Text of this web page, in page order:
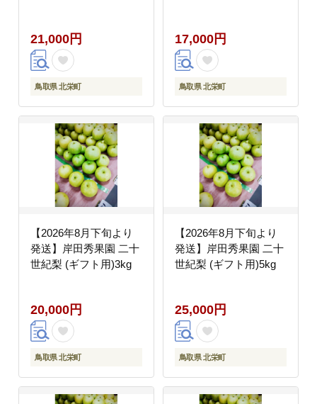
21,000円
鳥取県 北栄町
17,000円
鳥取県 北栄町
【2026年8月下旬より
発送】岸田秀果園 二十
世紀梨 (ギフト用)3kg
20,000円
鳥取県 北栄町
【2026年8月下旬より
発送】岸田秀果園 二十
世紀梨 (ギフト用)5kg
25,000円
鳥取県 北栄町